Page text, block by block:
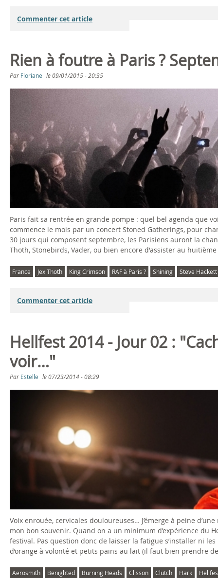
Commenter cet article
Rien à foutre à Paris ?
Par Floriane le09/01/2015 - 20:35
Paris fait sa rentrée en grande pompe : quel bel agenda que
commence le mois par un concert Stoned Gatherings, pour
30 jours qui composent septembre, les Parisiens auront la
Thoth, Stonebirds, Vader, ou bien encore d'assister au
France Jex Thoth King Crimson RAF à Paris ? Shining Steve Hackett
Commenter cet article
Hellfest 2014 - Jour 02 :
voir…"
Par Estelle le07/23/2014 - 08:29
Voix enrouée, cervicales douloureuses… J’émerge à peine
mon bon souvenir. Quand on a un minimum d’expérience du
festival. Pas question donc de laisser la fatigue s’installer ni
d’orange à volonté et petits pains au lait (il faut bien prendre
Aerosmith Benighted Burning Heads Clisson Clutch Hark